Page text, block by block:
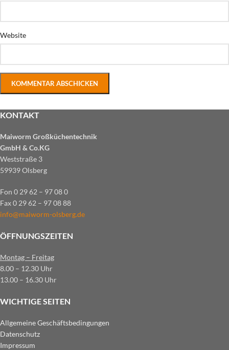
Website
KONTAKT
Maiworm Großküchentechnik
GmbH & Co.KG
Weststraße 3
59939 Olsberg
Fon 0 29 62 – 97 08 0
Fax 0 29 62 – 97 08 88
info@maiworm-olsberg.de
ÖFFNUNGSZEITEN
Montag – Freitag
8.00 – 12.30 Uhr
13.00 – 16.30 Uhr
WICHTIGE SEITEN
Allgemeine Geschäftsbedingungen
Datenschutz
Impressum